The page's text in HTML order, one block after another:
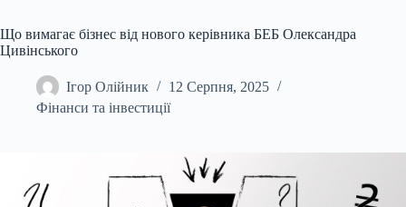
Що вимагає бізнес від нового керівника БЕБ Олександра
Цивінського
Ігор Олійник
12 Серпня, 2025
Фінанси та інвестиції